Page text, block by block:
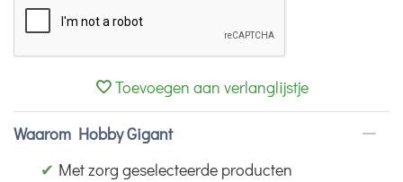
Toevoegen aan verlanglijstje
Waarom Hobby Gigant
✔ Met zorg geselecteerde producten